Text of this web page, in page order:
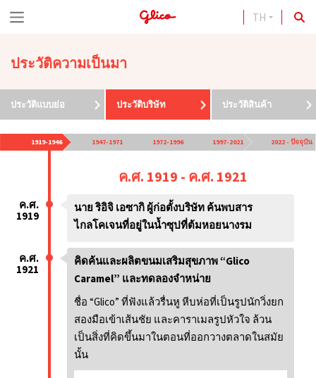
S
i
p
t
o
c
n
t
n
TH
ประวัติความเป็นมา
ประวัติแบบย่อ ประวัติบริษัท ประวัติสินค้า
1919-1946 1947-1971 1972-1996 1997-2021 2022 - ปัจจุบัน
ค.ศ. 1919 - ค.ศ. 1921
ค.ศ.
1919
นาย ริอิจิ เอซากิ ผู้ก่อตั้งบริษัท ค้นพบสาร
ไกลโคเจนที่อยู่ในน้ำซุปที่ต้มหอยนางรม
ค.ศ.
1921
คิดค้นและผลิตขนมเสริมสุขภาพ “Glico
Caramel” และทดลองจำหน่าย
ชื่อ “Glico” ที่ฟังแล้วรื่นหู หีบห่อที่เป็นรูปนักวิ่งยก
สองมือเข้าเส้นชัย และคาราเมลรูปหัวใจ ล้วน
เป็นสิ่งที่คิดขึ้นมาในตอนที่ออกวางตลาดในสมัย
นั้น